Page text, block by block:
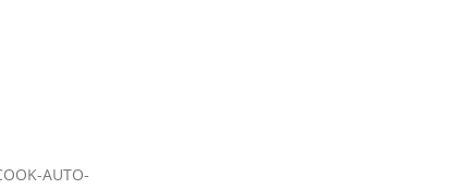
AUTO-